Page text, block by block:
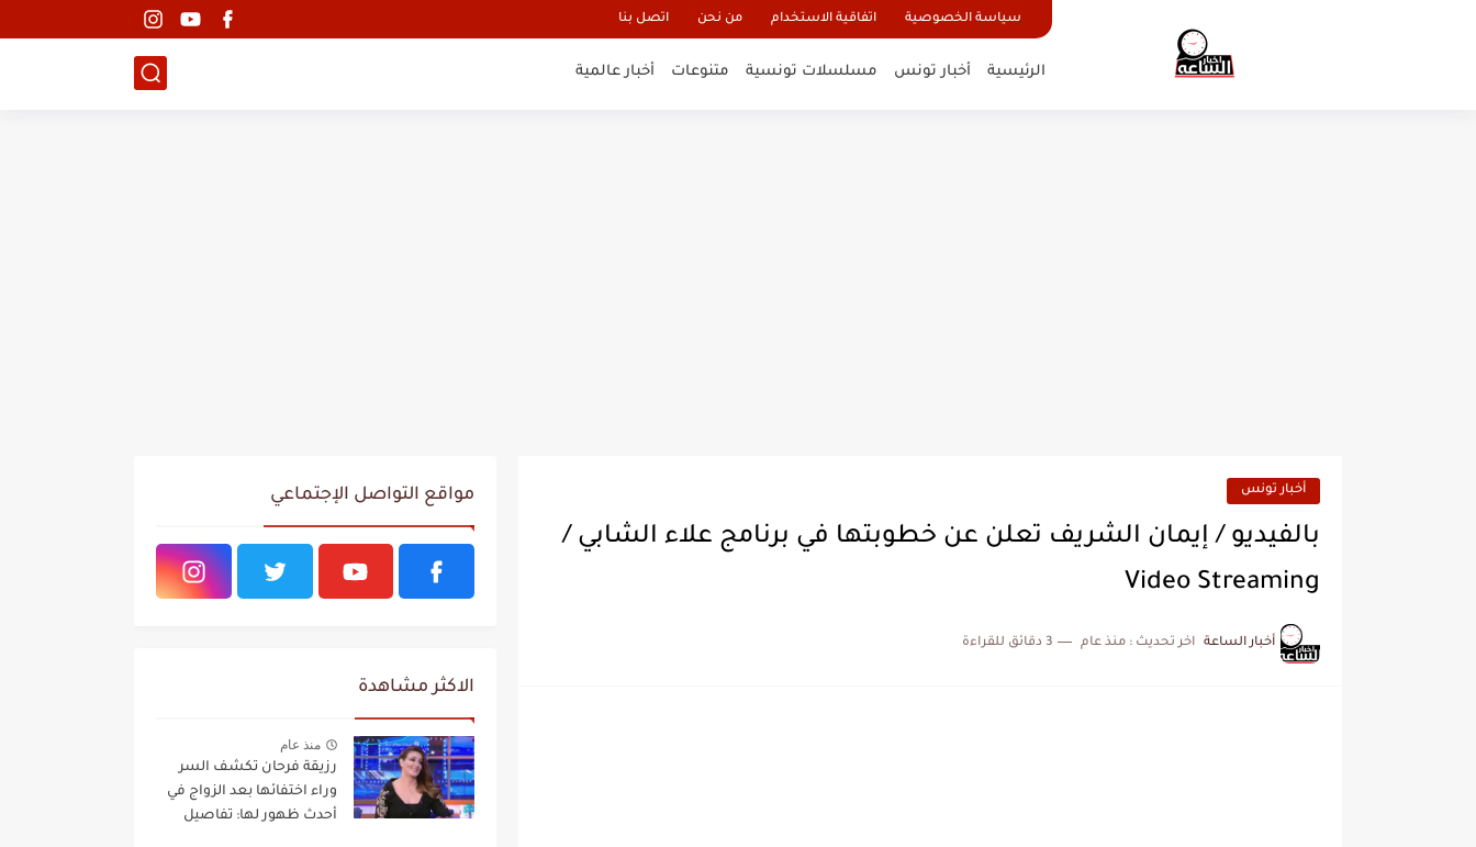
سياسة الخصوصية اتفاقية الاستخدام من نحن اتصل بنا
الرئيسية أخبار تونس مسلسلات تونسية متنوعات أخبار عالمية
أخبار تونس
بالفيديو / إيمان الشريف تعلن عن خطوبتها في برنامج علاء الشابي /
Video Streaming
أخبار الساعة اخر تحديث : منذ عام 3 دقائق للقراءة
مواقع التواصل الإجتماعي
الاكثر مشاهدة
منذ عام
رزيقة فرحان تكشف السر
وراء اختفائها بعد الزواج في
أحدث ظهور لها: تفاصيل